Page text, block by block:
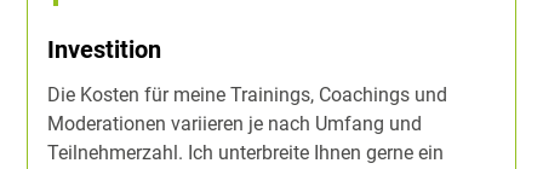
Investition
Die Kosten für meine Trainings, Coachings und
Moderationen variieren je nach Umfang und
Teilnehmerzahl. Ich unterbreite Ihnen gerne ein